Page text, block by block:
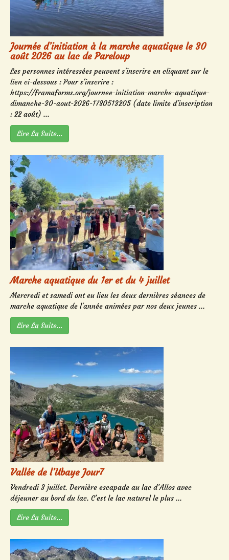
Journée d’initiation à la marche aquatique le 30
août 2026 au lac de Pareloup
Les personnes intéressées peuvent s'inscrire en cliquant sur le
lien ci-dessous : Pour s'inscrire :
https://framaforms.org/journee-initiation-marche-aquatique-
dimanche-30-aout-2026-1780513205 (date limite d'inscription
: 22 août) ...
Lire La Suite…
Marche aquatique du 1er et du 4 juillet
Mercredi et samedi ont eu lieu les deux dernières séances de
marche aquatique de l'année animées par nos deux jeunes ...
Lire La Suite…
Vallée de l’Ubaye Jour7
Vendredi 3 juillet. Dernière escapade au lac d’Allos avec
déjeuner au bord du lac. C’est le lac naturel le plus ...
Lire La Suite…